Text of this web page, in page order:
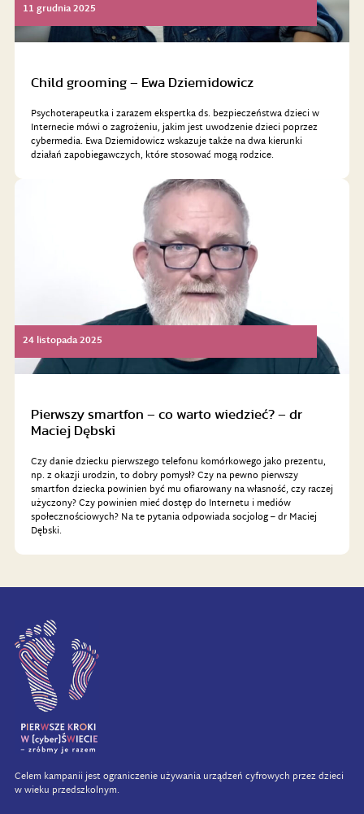
11 grudnia 2025
Child grooming – Ewa Dziemidowicz
Psychoterapeutka i zarazem ekspertka ds. bezpieczeństwa dzieci w
Internecie mówi o zagrożeniu, jakim jest uwodzenie dzieci poprzez
cybermedia. Ewa Dziemidowicz wskazuje także na dwa kierunki
działań zapobiegawczych, które stosować mogą rodzice.
24 listopada 2025
Pierwszy smartfon – co warto wiedzieć? – dr
Maciej Dębski
Czy danie dziecku pierwszego telefonu komórkowego jako prezentu,
np. z okazji urodzin, to dobry pomysł? Czy na pewno pierwszy
smartfon dziecka powinien być mu ofiarowany na własność, czy raczej
użyczony? Czy powinien mieć dostęp do Internetu i mediów
społecznościowych? Na te pytania odpowiada socjolog – dr Maciej
Dębski.
Celem kampanii jest ograniczenie używania urządzeń cyfrowych przez dzieci
w wieku przedszkolnym.